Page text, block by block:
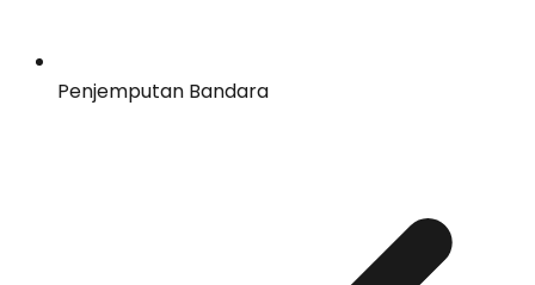
Penjemputan Bandara